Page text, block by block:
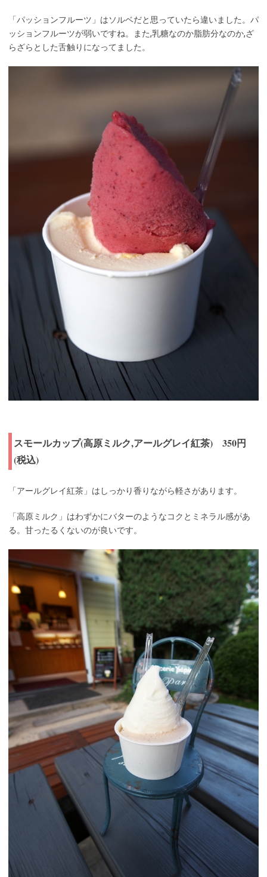
「パッションフルーツ」はソルベだと思っていたら違いました。パ
ッションフルーツが弱いですね。また,乳糖なのか脂肪分なのか,ざ
らざらとした舌触りになってました。
スモールカップ(高原ミルク,アールグレイ紅茶) 350円
(税込)
「アールグレイ紅茶」はしっかり香りながら軽さがあります。
「高原ミルク」はわずかにバターのようなコクとミネラル感があ
る。甘ったるくないのが良いです。